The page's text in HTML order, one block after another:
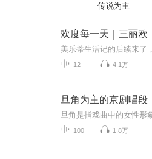
传说为主
欢度每一天｜三丽欧
12 4.1万
旦角为主的京剧唱段
100 1.8万